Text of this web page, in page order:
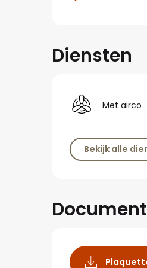
Diensten
Met airco
Bekijk alle